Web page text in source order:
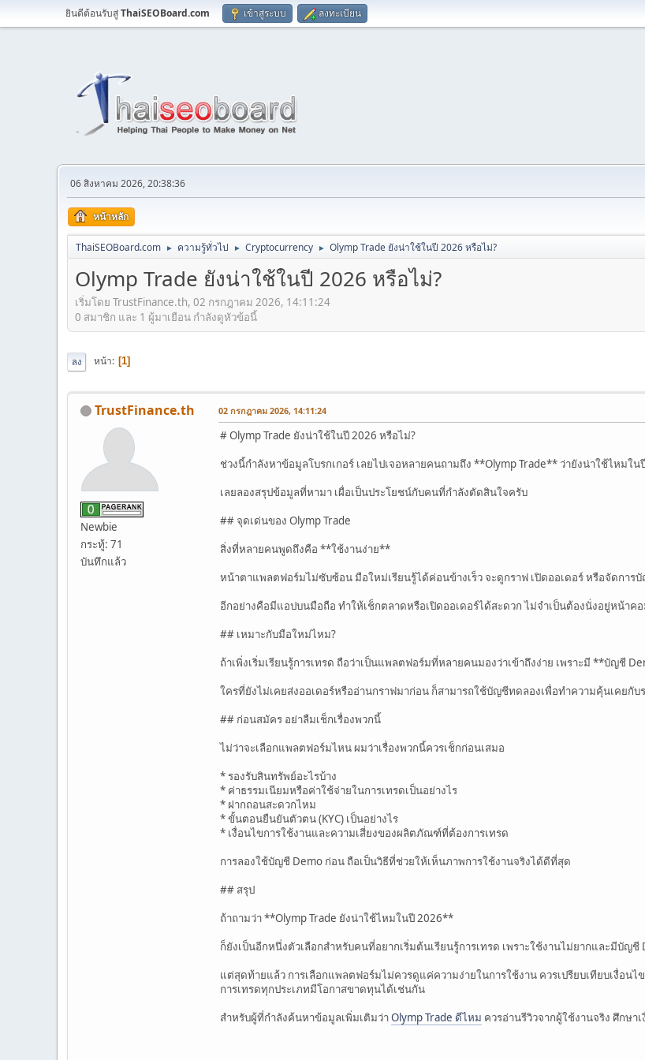
ยินดีต้อนรับสู่ThaiSEOBoard.com เข้าสู่ระบบ ลงทะเบียน
06 สิงหาคม 2026, 20:38:36
หน้าหลัก
ThaiSEOBoard.com ► ความรู้ทั่วไป ► Cryptocurrency ► Olymp Trade ยังน่าใช้ในปี 2026 หรือไม่?
Olymp Trade ยังน่าใช้ในปี 2026 หรือไม่?
เริ่มโดย TrustFinance.th, 02 กรกฎาคม 2026, 14:11:24
0 สมาชิก และ 1 ผู้มาเยือน กำลังดูหัวข้อนี้
ลง หน้า 1
TrustFinance.th
Newbie
กระทู้: 71
บันทึกแล้ว
02 กรกฎาคม 2026, 14:11:24
# Olymp Trade ยังน่าใช้ในปี 2026 หรือไม่?
ช่วงนี้กำลังหาข้อมูลโบรกเกอร์ เลยไปเจอหลายคนถามถึง **Olymp Trade** ว่ายังน่าใช้ไหมใ
เลยลองสรุปข้อมูลที่หามา เผื่อเป็นประโยชน์กับคนที่กำลังตัดสินใจครับ
## จุดเด่นของ Olymp Trade
สิ่งที่หลายคนพูดถึงคือ **ใช้งานง่าย**
หน้าตาแพลตฟอร์มไม่ซับซ้อน มือใหม่เรียนรู้ได้ค่อนข้างเร็ว จะดูกราฟ เปิดออเดอร์ หรือจัดการ
อีกอย่างคือมีแอปบนมือถือ ทำให้เช็กตลาดหรือเปิดออเดอร์ได้สะดวก ไม่จำเป็นต้องนั่งอยู่หน้าค
## เหมาะกับมือใหม่ไหม?
ถ้าเพิ่งเริ่มเรียนรู้การเทรด ถือว่าเป็นแพลตฟอร์มที่หลายคนมองว่าเข้าถึงง่าย เพราะมี **บัญชี
ใครที่ยังไม่เคยส่งออเดอร์หรืออ่านกราฟมาก่อน ก็สามารถใช้บัญชีทดลองเพื่อทำความคุ้นเคยกับ
## ก่อนสมัคร อย่าลืมเช็กเรื่องพวกนี้
ไม่ว่าจะเลือกแพลตฟอร์มไหน ผมว่าเรื่องพวกนี้ควรเช็กก่อนเสมอ
* รองรับสินทรัพย์อะไรบ้าง
* ค่าธรรมเนียมหรือค่าใช้จ่ายในการเทรดเป็นอย่างไร
* ฝากถอนสะดวกไหม
* ขั้นตอนยืนยันตัวตน (KYC) เป็นอย่างไร
* เงื่อนไขการใช้งานและความเสี่ยงของผลิตภัณฑ์ที่ต้องการเทรด
การลองใช้บัญชี Demo ก่อน ถือเป็นวิธีที่ช่วยให้เห็นภาพการใช้งานจริงได้ดีที่สุด
## สรุป
ถ้าถามว่า **Olymp Trade ยังน่าใช้ไหมในปี 2026**
ก็ยังเป็นอีกหนึ่งตัวเลือกสำหรับคนที่อยากเริ่มต้นเรียนรู้การเทรด เพราะใช้งานไม่ยากและมีบัญชี
แต่สุดท้ายแล้ว การเลือกแพลตฟอร์มไม่ควรดูแค่ความง่ายในการใช้งาน ควรเปรียบเทียบเงื่อนไ
การเทรดทุกประเภทมีโอกาสขาดทุนได้เช่นกัน
สำหรับผู้ที่กำลังค้นหาข้อมูลเพิ่มเติมว่าOlymp Trade ดีไหม ควรอ่านรีวิวจากผู้ใช้งานจริง ศึกษ